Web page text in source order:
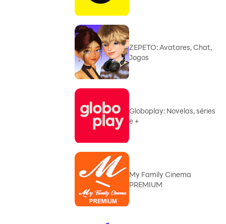
ZEPETO: Avatares, Chat,
Jogos
Globoplay: Novelas, séries
e +
My Family Cinema
PREMIUM